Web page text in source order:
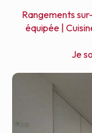
Rangements
équipée |
Je